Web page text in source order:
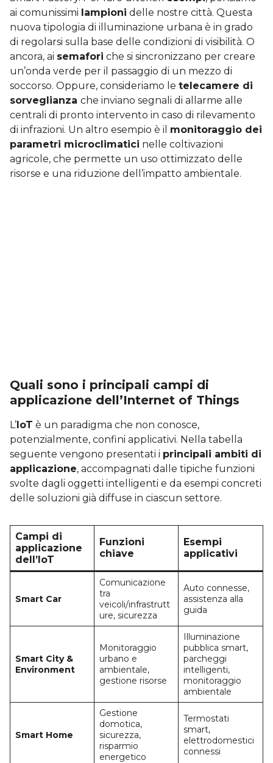
ai comunissimi lampioni delle nostre città. Questa
nuova tipologia di illuminazione urbana è in grado
di regolarsi sulla base delle condizioni di visibilità. O
ancora, ai semafori che si sincronizzano per creare
un’onda verde per il passaggio di un mezzo di
soccorso. Oppure, consideriamo le telecamere di
sorveglianza che inviano segnali di allarme alle
centrali di pronto intervento in caso di rilevamento
di infrazioni. Un altro esempio è il monitoraggio dei
parametri microclimatici nelle coltivazioni
agricole, che permette un uso ottimizzato delle
risorse e una riduzione dell’impatto ambientale.
Quali sono i principali campi di
applicazione dell’Internet of Things
L’IoT è un paradigma che non conosce,
potenzialmente, confini applicativi. Nella tabella
seguente vengono presentati i principali ambiti di
applicazione, accompagnati dalle tipiche funzioni
svolte dagli oggetti intelligenti e da esempi concreti
delle soluzioni già diffuse in ciascun settore.
Campi di
applicazione
dell’IoT
Funzioni
chiave
Esempi
applicativi
Smart Car
Comunicazione
tra
veicoli/infrastrutt
ure, sicurezza
Auto connesse,
assistenza alla
guida
Smart City &
Environment
Monitoraggio
urbano e
ambientale,
gestione risorse
Illuminazione
pubblica smart,
parcheggi
intelligenti,
monitoraggio
ambientale
Smart Home
Gestione
domotica,
sicurezza,
risparmio
energetico
Termostati
smart,
elettrodomestici
connessi